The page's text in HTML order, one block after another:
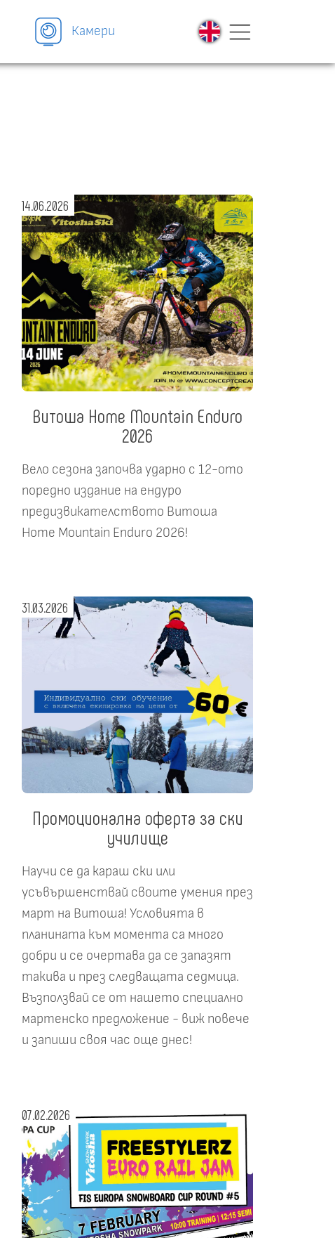
Камери
14.06.2026
Витоша Home Mountain Enduro
2026
Вело сезона започва ударно с 12-ото
поредно издание на ендуро
предизвикателството Витоша
Home Mountain Enduro 2026!
31.03.2026
Промоционална оферта за ски
училище
Научи се да караш ски или
усъвършенствай своите умения през
март на Витоша! Условията в
планината към момента са много
добри и се очертава да се запазят
такива и през следващата седмица.
Възползвай се от нашето специално
мартенско предложение - виж повече
и запиши своя час още днес!
07.02.2026